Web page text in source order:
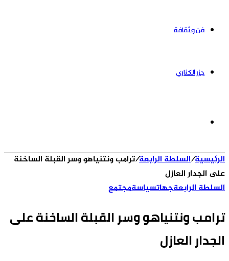
فن و ثقافة
جزر الكناري
المظلمالرئيسية/السلطة الرابعة/ترامب ونتنياهو وسر القبلة الساخنة
على الجدار العازل
السلطة الرابعةجهاتسياسةمجتمع
ترامب ونتنياهو وسر القبلة الساخنة على
الجدار العازل